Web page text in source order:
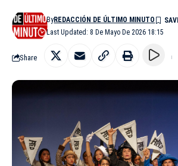
Last Updated: 8 De Mayo De 2026 18:15
ByREDACCIÓN DE ÚLTIMO MINUTO
Share